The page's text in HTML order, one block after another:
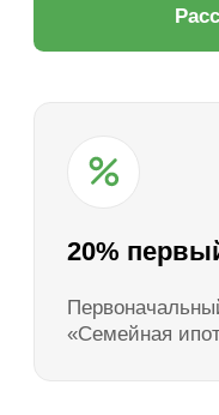
получить
До 30 лет